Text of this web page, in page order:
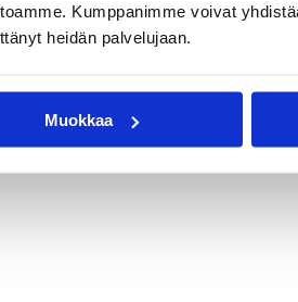
Kumppanimme voivat
heidän palvelujaan.
Muokkaa
Toijala
Mark Sweet